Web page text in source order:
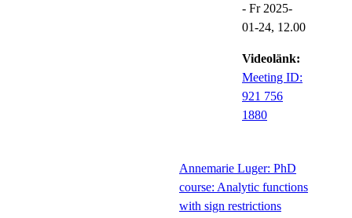
- Fr 2025-
01-24, 12.00
Videolänk:
Meeting ID:
921 756
1880
Annemarie Luger: PhD
course: Analytic functions
with sign restrictions